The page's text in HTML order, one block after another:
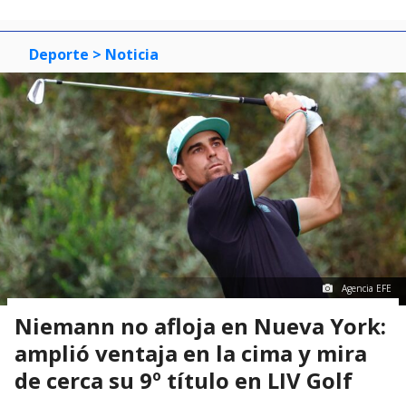
Deporte > Noticia
Agencia EFE
Niemann no afloja en Nueva York:
amplió ventaja en la cima y mira
de cerca su 9º título en LIV Golf